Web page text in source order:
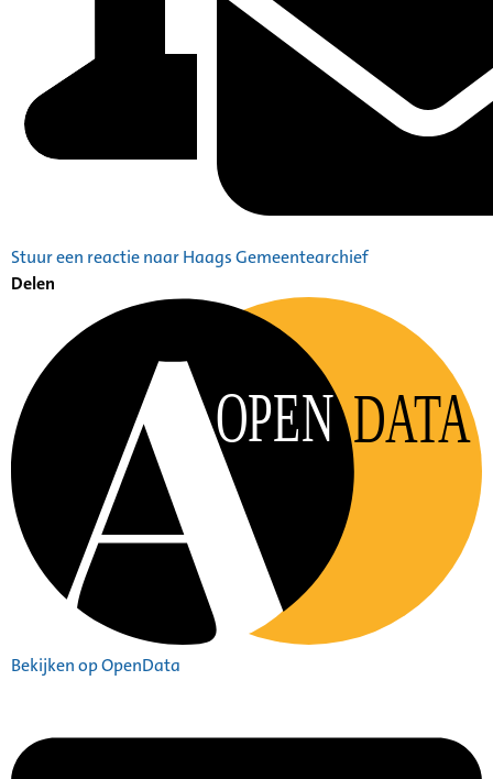
Stuur een reactie naar Haags Gemeentearchief
Delen
OPEN DATA
Bekijken op OpenData